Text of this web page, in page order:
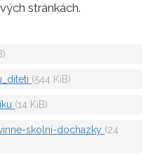
stránkách.
(544 KiB)
(14 KiB)
skolni-dochazky (24